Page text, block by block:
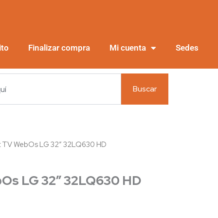
Finalizar compra Mi cuenta Sedes
Buscar
WebOs LG 32″ 32LQ630 HD
LG 32″ 32LQ630 HD